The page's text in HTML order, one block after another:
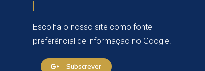
Escolha o nosso site como fonte
preferêncial de informação no Google.
Subscrever